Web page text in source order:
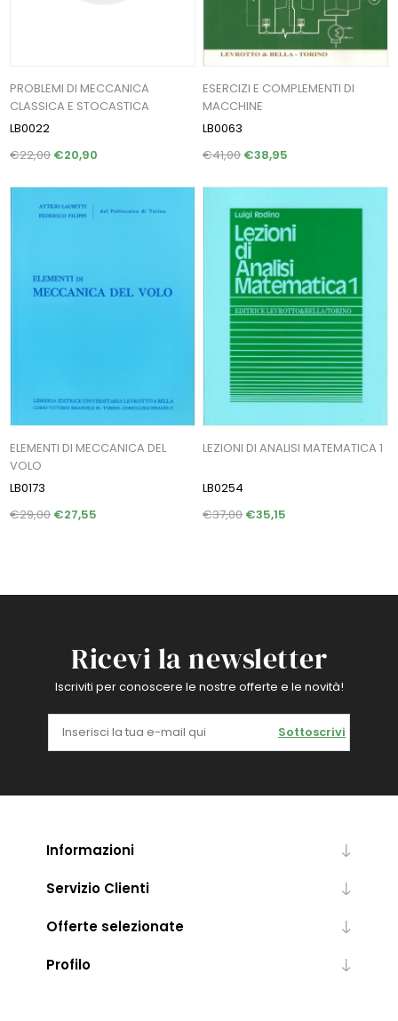
PROBLEMI DI MECCANICA
CLASSICA E STOCASTICA
LB0022
€22,00 €20,90
ESERCIZI E COMPLEMENTI DI
MACCHINE
LB0063
€41,00€38,95
ELEMENTI DI MECCANICA DEL
VOLO
LB0173
€29,00 €27,55
LEZIONI DI ANALISI MATEMATICA 1
LB0254
€37,00€35,15
Ricevi la newsletter
Iscriviti per conoscere le nostre offerte e le novità!
Sottoscrivi
Informazioni
Servizio Clienti
Offerte selezionate
Profilo